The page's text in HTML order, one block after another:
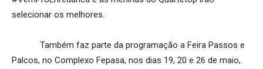
selecionar os melhores.
Também faz parte da programação a Feira Passos e
Palcos, no Complexo Fepasa, nos dias 19, 20 e 26 de maio,